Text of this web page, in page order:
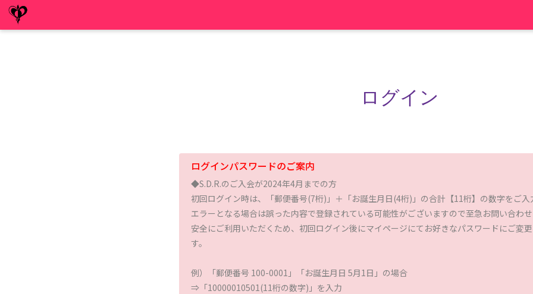
ログイン
ログインパスワードのご案内
◆S.D.R.のご入会が2024年4月までの方
初回ログイン時は、「郵便番号(7桁)」＋「お誕生月日(4桁)」の合計【11桁】の数字をご入
エラーとなる場合は誤った内容で登録されている可能性がございますので至急お問い合わせ
安全にご利用いただくため、初回ログイン後にマイページにてお好きなパスワードにご変
す。
例）「郵便番号 100-0001」「お誕生月日 5月1日」の場合
⇒「10000010501(11桁の数字)」を入力